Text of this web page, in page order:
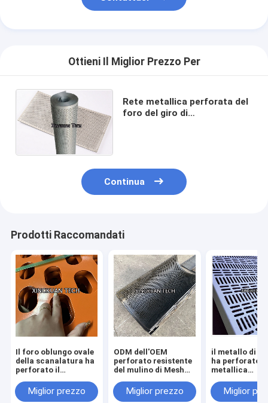
Ottieni Il Miglior Prezzo Per
Rete metallica perforata del
foro del giro di
Continua
Prodotti Raccomandati
Il foro oblungo ovale
della scanalatura ha
perforato il
del PVC della maglia
di strato per il
Miglior prezzo
ODM dell'OEM
perforato resistente
del mulino di Mesh
Hammer del cavo
Miglior prezzo
il metallo di
ha perforato
metallica
l'elettricista
Training
Miglior